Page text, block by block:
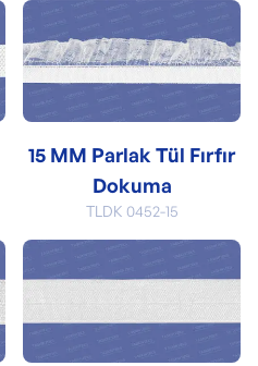
15 MM Parlak Tül Fırfır
Dokuma
TLDK 0452-15